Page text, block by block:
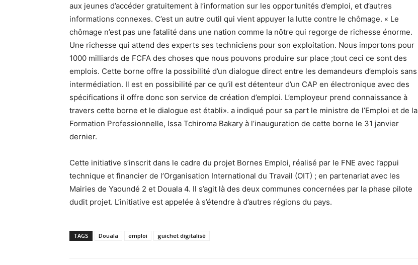
aux jeunes d’accéder gratuitement à l’information sur les opportunités d’emploi, et d’autres
informations connexes. C’est un autre outil qui vient appuyer la lutte contre le chômage. « Le
chômage n’est pas une fatalité dans une nation comme la nôtre qui regorge de richesse énorme.
Une richesse qui attend des experts ses techniciens pour son exploitation. Nous importons pour
1000 milliards de FCFA des choses que nous pouvons produire sur place ;tout ceci ce sont des
emplois. Cette borne offre la possibilité d’un dialogue direct entre les demandeurs d’emplois sans
intermédiation. Il est en possibilité par ce qu’il est détenteur d’un CAP en électronique avec des
spécifications il offre donc son service de création d’emploi. L’employeur prend connaissance à
travers cette borne et le dialogue est établi». a indiqué pour sa part le ministre de l’Emploi et de la
Formation Professionnelle, Issa Tchiroma Bakary à l’inauguration de cette borne le 31 janvier
dernier.
Cette initiative s’inscrit dans le cadre du projet Bornes Emploi, réalisé par le FNE avec l’appui
technique et financier de l’Organisation International du Travail (OIT) ; en partenariat avec les
Mairies de Yaoundé 2 et Douala 4. Il s’agit là des deux communes concernées par la phase pilote
dudit projet. L’initiative est appelée à s’étendre à d’autres régions du pays.
TAGS Douala emploi guichet digitalisé